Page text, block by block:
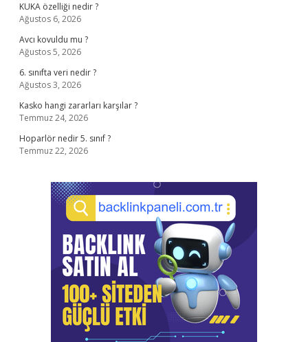
KUKA özelliği nedir ?
Ağustos 6, 2026
Avcı kovuldu mu ?
Ağustos 5, 2026
6. sınıfta veri nedir ?
Ağustos 3, 2026
Kasko hangi zararları karşılar ?
Temmuz 24, 2026
Hoparlör nedir 5. sınıf ?
Temmuz 22, 2026